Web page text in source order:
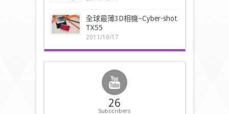
全球最薄3D相機–Cyber-shot
TX55
2011/10/17
26
Subscribers